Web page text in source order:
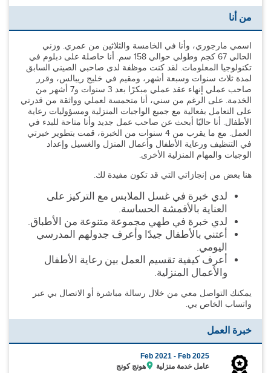
من أنا
اسمي مارجوري، وأنا في الخامسة والثلاثين من عمري. وزني
الحالي 67 كجم وطولي حوالي 158 سم. أنا حاصلة على دبلوم في
تكنولوجيا المعلومات. لقد كنت موظفة لدى صاحبي الصيني السابق
لمدة ثلاث سنوات وسبعة أشهر، ومقيم في خليج ريبالس، وقرر
صاحب عملي إنهاء عقد عملي مبكرًا بعد 3 سنوات و7 أشهر من
الخدمة. على الرغم من سني، أنا متحمسة لعملي وواثقة من قدرتي
على التعامل بفعالية مع جميع الواجبات المنزلية ومسؤوليات رعاية
الأطفال. أنا حاليًا أبحث عن صاحب عمل جديد وأنا متاحة للبدء في
العمل. مع ما يقرب من 4 سنوات من الخبرة، قمت بتطوير خبرتي
في التنظيف ورعاية الأطفال وأعمال المنزل والغسيل وإعداد
الوجبات والمهام المنزلية الأخرى.
هنا بعض من إنجازاتي التي قد تكون مفيدة لك.
لدي خبرة في غسل الملابس مع التركيز على
العناية بالأقمشة الحساسة.
لدي خبرة في طهي مجموعة متنوعة من الأطباق.
أعتني بالأطفال جيدًا وأعرف جدولهم المدرسي
اليومي.
أعرف كيفية تقسيم العمل بين رعاية الأطفال
والأعمال المنزلية.
يمكنك التواصل معي من خلال رسالة مباشرة أو الاتصال بي عبر
واتساب الخاص بي.
خبرة العمل
Feb 2021 - Feb 2025
عامل خدمة منزلية
هونج كونج